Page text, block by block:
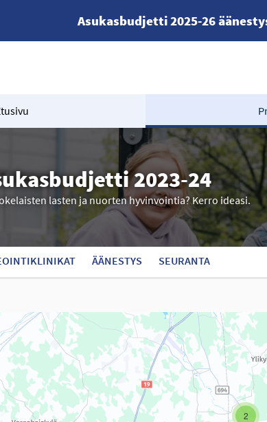
Asukasbudjetti 2025-26
2023-24
lasten ja nuorten hyvinvointia? Kerro ideasi.
ÄÄNESTYS SEURANTA
kartta, joka esittää tämän sivun tietueet
2